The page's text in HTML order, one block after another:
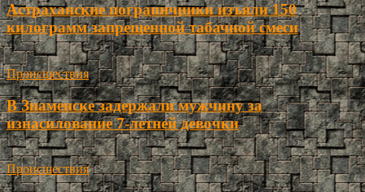
Астраханские пограничники изъяли 150
килограмм запрещенной табачной смеси
Происшествия
В Знаменске задержали мужчину за
изнасилование 7-летней девочки
Происшествия